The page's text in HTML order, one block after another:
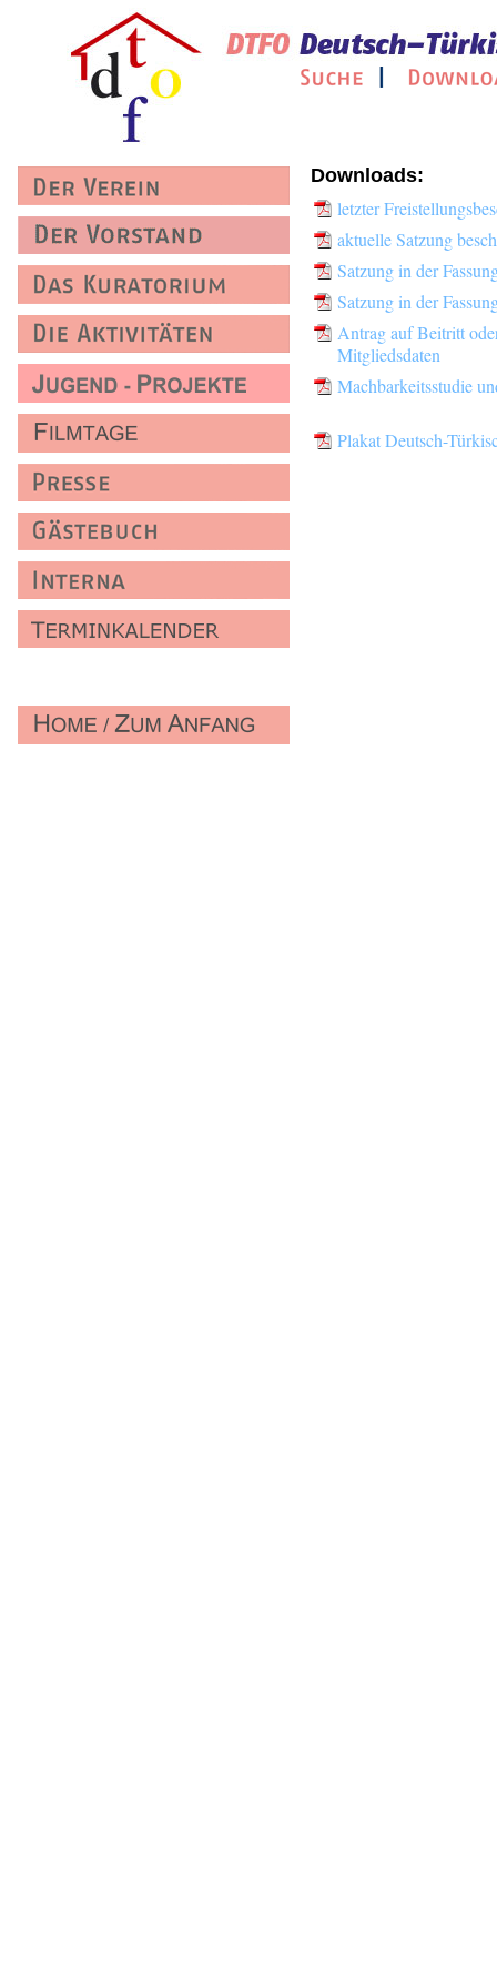
Downloads:
letzter
aktuelle Satzung
Satzung in der
Satzung in der
Antrag auf Beitritt
Mitgliedsdaten
Machbarkeitsstudie
Plakat Deutsch-